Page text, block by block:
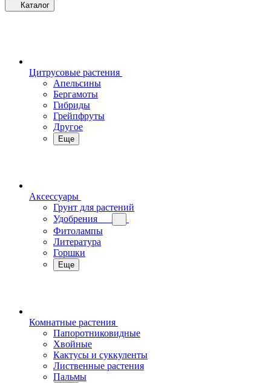
Каталог
Цитрусовые растения
Апельсины
Бергамоты
Гибриды
Грейпфруты
Другое
Еще
Аксессуары
Грунт для растений
Удобрения
Фитолампы
Литература
Горшки
Еще
Комнатные растения
Папоротниковидные
Хвойные
Кактусы и суккуленты
Лиственные растения
Пальмы